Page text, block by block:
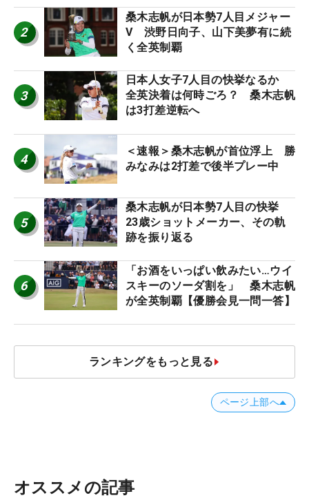
2
桑木志帆が日本勢7人目メジャー
V 渋野日向子、山下美夢有に続
く全英制覇
3
日本人女子7人目の快挙なるか
全英決着は何時ごろ？ 桑木志帆
は3打差逆転へ
4
＜速報＞桑木志帆が首位浮上 勝
みなみは2打差で後半プレー中
5
桑木志帆が日本勢7人目の快挙
23歳ショットメーカー、その軌
跡を振り返る
6
「お酒をいっぱい飲みたい…ウイ
スキーのソーダ割を」 桑木志帆
が全英制覇【優勝会見一問一答】
ランキングをもっと見る
ページ上部へ
オススメの記事